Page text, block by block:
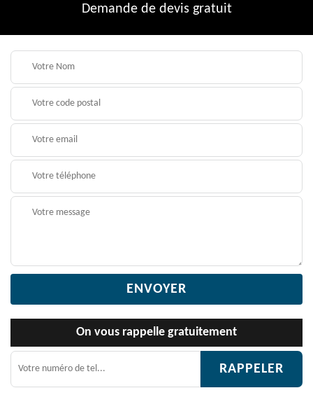
Demande de devis gratuit
On vous rappelle gratuitement